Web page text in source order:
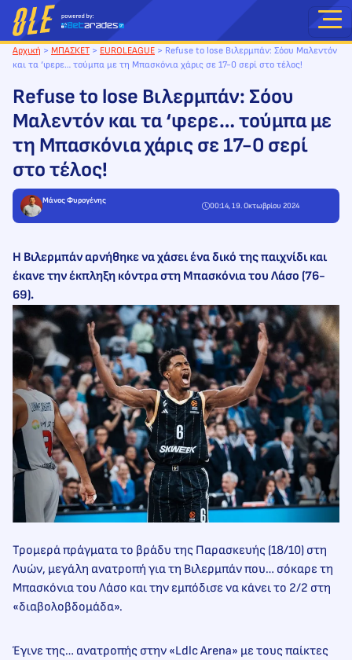
Μετάβαση
στο
περιεχόμενο
Αρχική > ΜΠΑΣΚΕΤ > EUROLEAGUE > Refuse to lose Βιλερμπάν: Σόου Μαλεντόν
και τα ‘φερε… τούμπα με τη Μπασκόνια χάρις σε 17-0 σερί στο τέλος!
Refuse to lose Βιλερμπάν: Σόου
Μαλεντόν και τα ‘φερε… τούμπα με
τη Μπασκόνια χάρις σε 17-0 σερί
στο τέλος!
Μάνος Φυρογένης
00:14, 19. Οκτωβρίου 2024
Η Βιλερμπάν αρνήθηκε να χάσει ένα δικό της παιχνίδι και
έκανε την έκπληξη κόντρα στη Μπασκόνια του Λάσο (76-
69).
Τρομερά πράγματα το βράδυ της Παρασκευής (18/10) στη
Λυών, μεγάλη ανατροπή για τη Βιλερμπάν που… σόκαρε τη
Μπασκόνια του Λάσο και την εμπόδισε να κάνει το 2/2 στη
«διαβολοβδομάδα».
Έγινε της… ανατροπής στην «Ldlc Arena» με τους παίκτες